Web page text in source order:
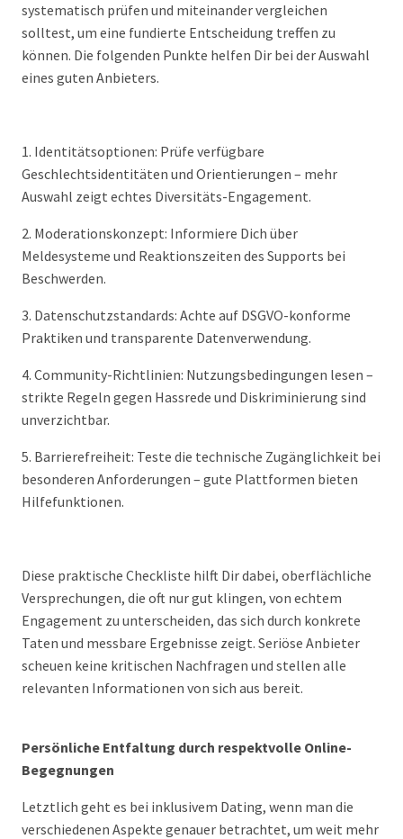
systematisch prüfen und miteinander vergleichen
solltest, um eine fundierte Entscheidung treffen zu
können. Die folgenden Punkte helfen Dir bei der Auswahl
eines guten Anbieters.
1. Identitätsoptionen: Prüfe verfügbare
Geschlechtsidentitäten und Orientierungen – mehr
Auswahl zeigt echtes Diversitäts-Engagement.
2. Moderationskonzept: Informiere Dich über
Meldesysteme und Reaktionszeiten des Supports bei
Beschwerden.
3. Datenschutzstandards: Achte auf DSGVO-konforme
Praktiken und transparente Datenverwendung.
4. Community-Richtlinien: Nutzungsbedingungen lesen –
strikte Regeln gegen Hassrede und Diskriminierung sind
unverzichtbar.
5. Barrierefreiheit: Teste die technische Zugänglichkeit bei
besonderen Anforderungen – gute Plattformen bieten
Hilfefunktionen.
Diese praktische Checkliste hilft Dir dabei, oberflächliche
Versprechungen, die oft nur gut klingen, von echtem
Engagement zu unterscheiden, das sich durch konkrete
Taten und messbare Ergebnisse zeigt. Seriöse Anbieter
scheuen keine kritischen Nachfragen und stellen alle
relevanten Informationen von sich aus bereit.
Persönliche Entfaltung durch respektvolle Online-
Begegnungen
Letztlich geht es bei inklusivem Dating, wenn man die
verschiedenen Aspekte genauer betrachtet, um weit mehr